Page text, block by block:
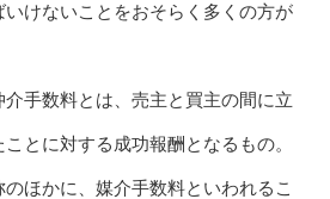
けないことをおそらく多くの方が
手数料とは、売主と買主の間に立
とに対する成功報酬となるもの。
ほかに、媒介手数料といわれるこ